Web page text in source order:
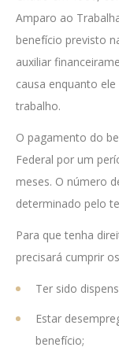
Amparo ao
benefício previsto
auxiliar
causa enquanto
trabalho.
O pagamento do
Federal por um
meses. O número
determinado pelo
Para que tenha
precisará cumprir
Ter sido
Estar
benefício;